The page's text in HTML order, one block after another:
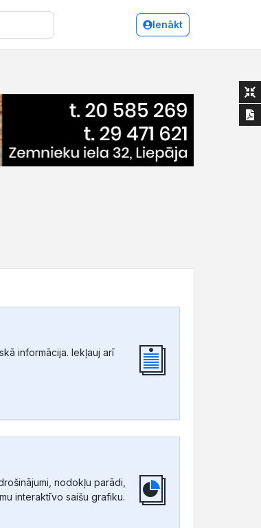
Ienākt
informācija. Iekļauj arī
nodokļu parādi,
interaktīvo saišu grafiku.